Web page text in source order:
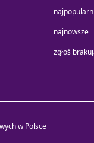
najnowsze
zgłoś
w Polsce